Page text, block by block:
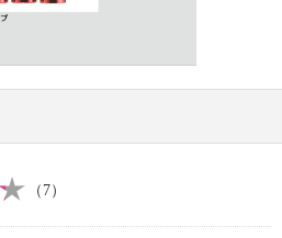
Video
（7）